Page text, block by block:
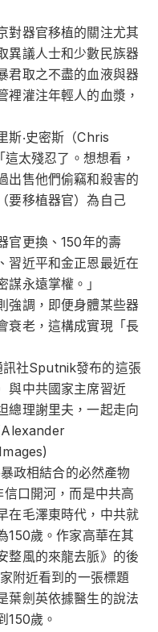
對器官移植的關注尤其
異議人士和少數民族器
君取之不盡的血液與器
裡灌注年輕人的血漿，
斯‧史密斯（Chris
太殘忍了。想想看，
出售他們偷竊和殺害的
要移植器官）為自己
官更換、150年的壽
習近平和金正恩最近在
永遠掌權。」
強調，即便身體某些器
衰老，這構成實現「長
社Sputnik發布的這張
與中共國家主席習近
總理謝里夫，一起走向
政相結合的必然產物
口開河，而是中共高
在毛澤東時代，中共就
150歲。作家高華在其
整風的來龍去脈》的後
附近看到的一張標題
葉劍英依據醫生的說法
150歲。